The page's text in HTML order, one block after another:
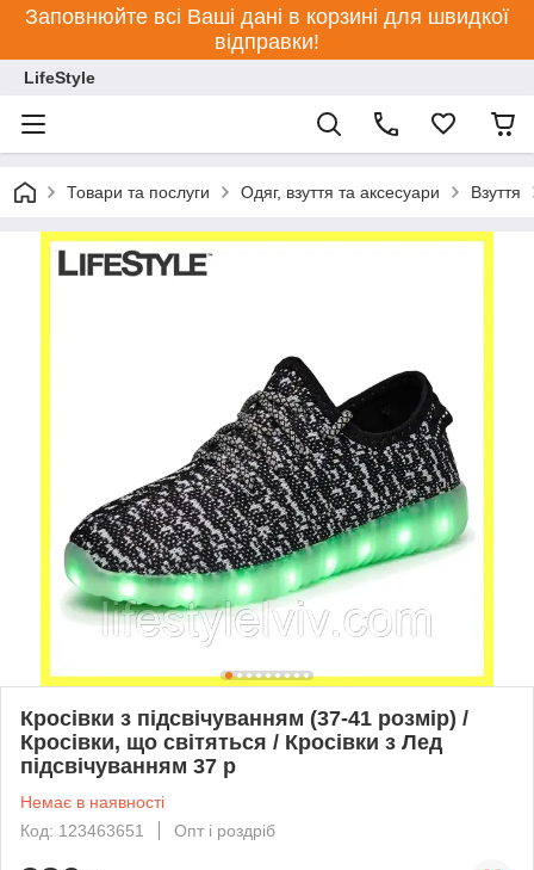
Заповнюйте всі Ваші дані в корзині для швидкої
відправки!
LifeStyle
Товари та послуги Одяг, взуття та аксесуари Взуття
Кросівки з підсвічуванням (37-41 розмір) /
Кросівки, що світяться / Кросівки з Лед
підсвічуванням 37 р
Немає в наявності
Код: 123463651
Опт і роздріб